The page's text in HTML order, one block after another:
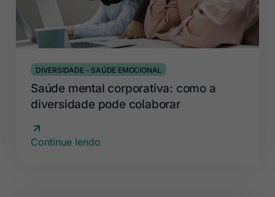
DIVERSIDADE- SAÚDE EMOCIONAL
Saúde mental corporativa: como a
diversidade pode colaborar
Continue lendo